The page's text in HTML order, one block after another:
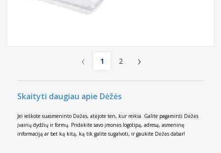
‹ 1 2 ›
Skaityti daugiau apie Dėžės
Jei ieškote suasmeninto Dėžės, atėjote ten, kur reikia. Galite pagaminti Dėžės
įvairių dydžių ir formų. Pridėkite savo įmonės logotipą, adresą, asmeninę
informaciją ar bet ką kitą, ką tik galite sugalvoti, ir gaukite Dėžės dabar!